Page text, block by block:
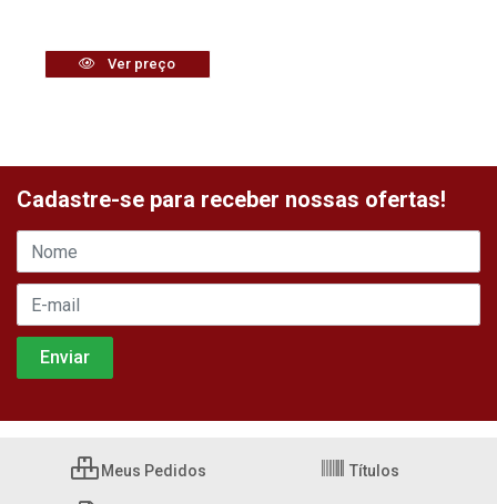
Ver preço
Cadastre-se para receber nossas ofertas!
Meus Pedidos Títulos